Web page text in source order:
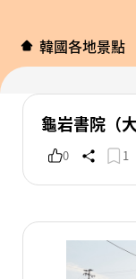
韓國各地景點
龜岩書院（
0 1